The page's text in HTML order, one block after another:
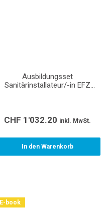
Ausbildungsset
Sanitärinstallateur/-in EFZ
CHF 1'032.20 inkl. MwSt.
In den Warenkorb
E-book